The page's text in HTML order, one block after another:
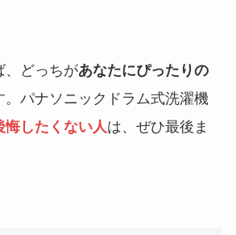
、どっちがあなたにぴったりの
。パナソニックドラム式洗濯機
したくない人は、ぜひ最後ま